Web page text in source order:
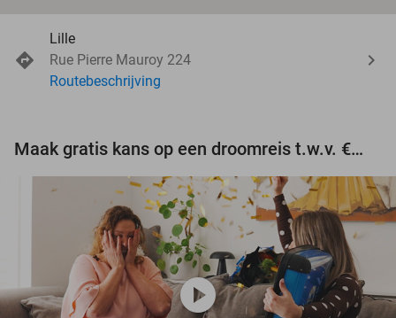
Lille
Rue Pierre Mauroy 224
Routebeschrijving
Maak gratis kans op een droomreis t.w.v. €3.000!
play_circle